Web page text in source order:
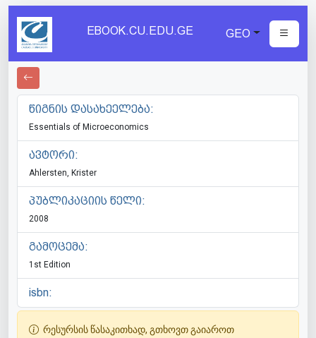
EBOOK.CU.EDU.GE GEO
წიგნის დასახეელება:
Essentials of Microeconomics
ავტორი:
Ahlersten, Krister
პუბლიკაციის წელი:
2008
გამოცემა:
1st Edition
isbn:
რესურსის წასაკითხად, გთხოვთ გაიაროთ